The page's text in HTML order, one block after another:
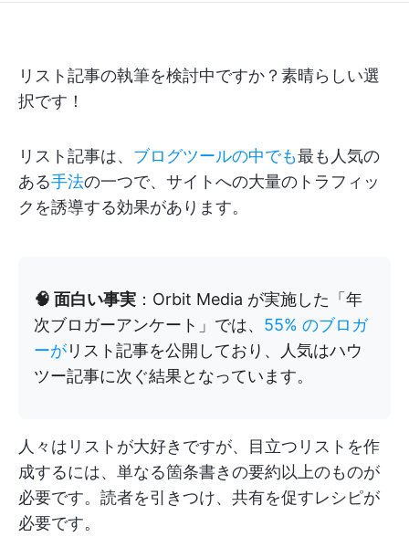
リスト記事の執筆を検討中ですか？素晴らしい選
択です！
リスト記事は、 ブログツールの中でも最も人気の
ある手法の一つで、サイトへの大量のトラフィッ
クを誘導する効果があります。
🧠 面白い事実 ：Orbit Media が実施した「年
次ブロガーアンケート」では、 55% のブロガ
ーがリスト記事を公開しており、人気はハウ
ツー記事に次ぐ結果となっています。
人々はリストが大好きですが、目立つリストを作
成するには、単なる箇条書きの要約以上のものが
必要です。読者を引きつけ、共有を促すレシピが
必要です。